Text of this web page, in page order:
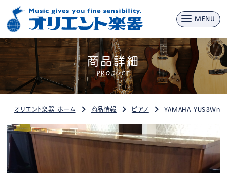
MENU
商品詳細
PRODUCT
オリエント楽器 ホーム 商品情報 ピアノ YAMAHA YUS3Wn